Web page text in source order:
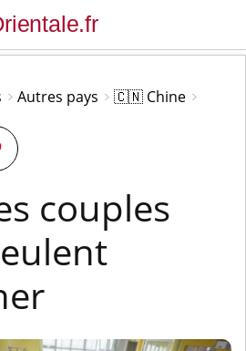
Autres pays 🇨🇳 Chine
couples